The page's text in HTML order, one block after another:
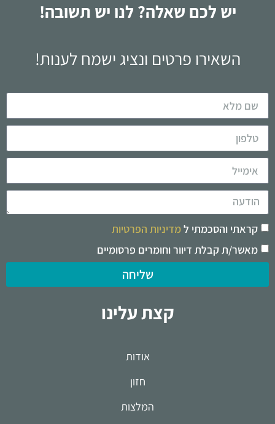
יש לכם שאלה? לנו יש תשובה!
השאירו פרטים ונציג ישמח לענות!
קראתי והסכמתי למדיניות הפרטיות
מאשר/ת קבלת דיוור וחומרים פרסומיים
שליחה
קצת עלינו
אודות
חזון
המלצות